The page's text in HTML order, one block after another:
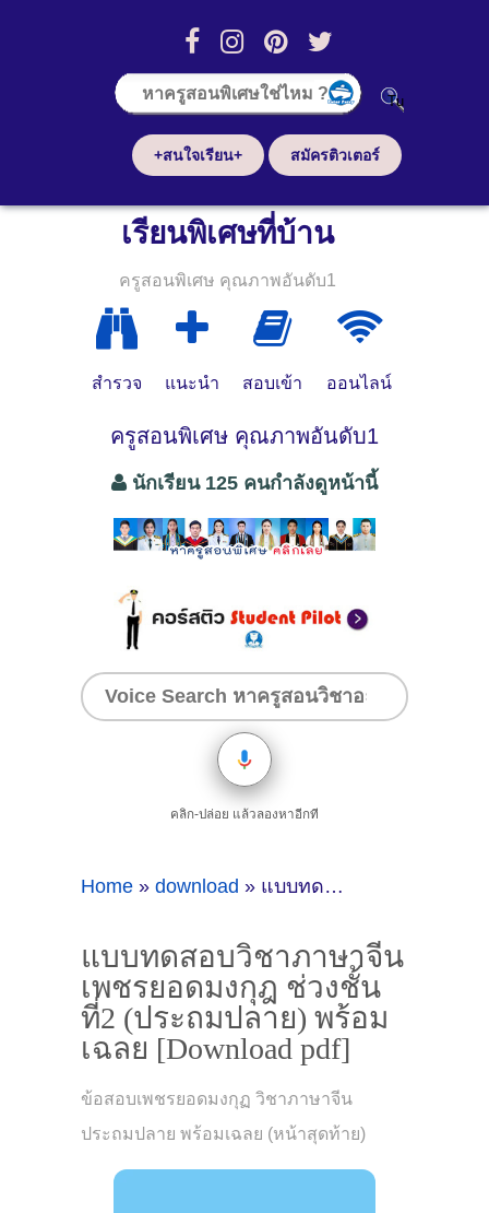
+สนใจเรียน+ สมัครติวเตอร์
เรียนพิเศษที่บ้าน
ครูสอนพิเศษ คุณภาพอันดับ1
สำรวจ แนะนำ สอบเข้า ออนไลน์
ครูสอนพิเศษ คุณภาพอันดับ1
นักเรียน 125 คนกำลังดูหน้านี้
คลิก-ปล่อย แล้วลองหาอีกที
Home » download » แบบทดสอบวิชาภาษาจีน เพชรยอดมงกุฎ ช่วงชั้นที่2 (ประถมปลาย) พร้อมเฉลย [Download pdf]
แบบทดสอบวิชาภาษาจีน
เพชรยอดมงกุฎ ช่วงชั้น
ที่2 (ประถมปลาย) พร้อม
เฉลย [Download pdf]
ข้อสอบเพชรยอดมงกุฏ วิชาภาษาจีน
ประถมปลาย พร้อมเฉลย (หน้าสุดท้าย)